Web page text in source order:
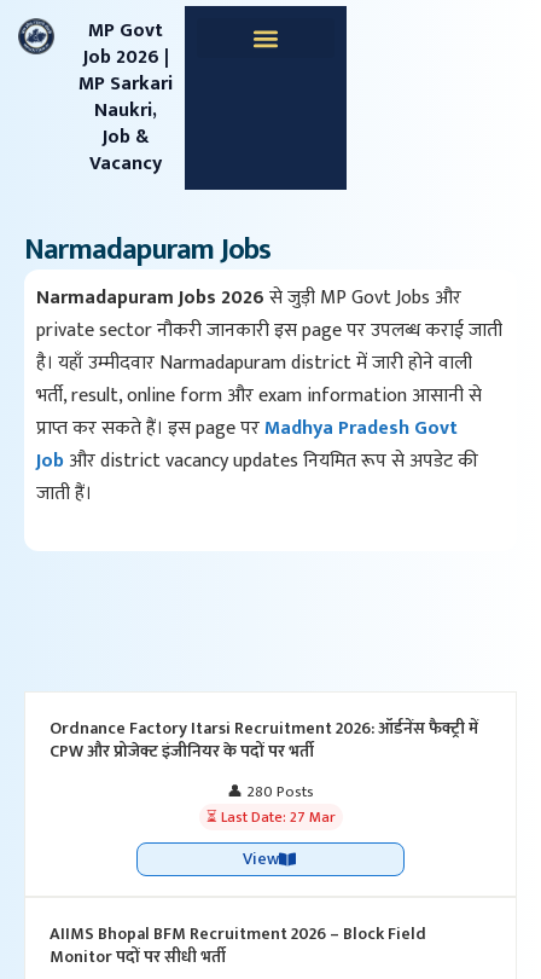
content
MP Govt
Job 2026 |
MP Sarkari
Naukri,
Job &
Vacancy
Narmadapuram Jobs
Narmadapuram Jobs 2026से जुड़ी MP Govt Jobs और
private sector नौकरी जानकारी इस page पर उपलब्ध कराई जाती
है। यहाँ उम्मीदवार Narmadapuram district में जारी होने वाली
भर्ती, result, online form और exam information आसानी से
प्राप्त कर सकते हैं। इस page परMadhya Pradesh Govt
Jobऔर district vacancy updates नियमित रूप से अपडेट की
जाती हैं।
Ordnance Factory Itarsi Recruitment 2026: ऑर्डनेंस फैक्ट्री में
CPW और प्रोजेक्ट इंजीनियर के पदों पर भर्ती
👤 280 Posts
⏳ Last Date: 27 Mar
View
AIIMS Bhopal BFM Recruitment 2026 – Block Field
Monitor पदों पर सीधी भर्ती